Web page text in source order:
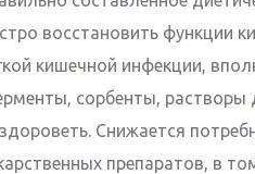
восстановить функции
кишечной инфекции,
сорбенты, растворы
Снижается
препаратов, в